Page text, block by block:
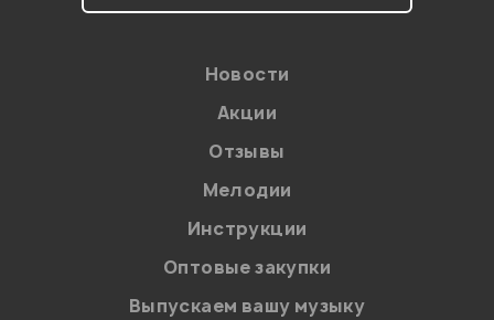
на обработку персональных данных в
персональных данных.
Введите проверочное число:
Новости
Акции
Отзывы
Мелодии
Инструкции
Оптовые закупки
Выпускаем вашу музыку